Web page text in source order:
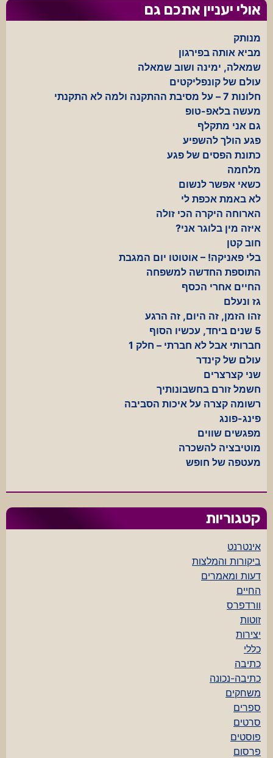
אולי יעניין אתכם גם
מנותק
מביא אותה בפירגון
שמאלה, ימינה ושוב שמאלה
עולם של קונפליקטים
חלונות 7 – על מסיבת ההתקנה ולמה לא התקנתי
מעשה בלאפ-טופ
גם אני מתקלף
פגע הולך להשפיע
כתונת הפסים של פגע
מלחמה
כשאי אפשר לנשום
לא באמת אכפת לי
הארוחה היקרה הכי זולה
איזה מין בלוגר אני?
חוב קטן
בלי פאניקה! – אוטוטו יום המגבת
התוספת החדשה למשפחה
החיים אחרי הכסף
גז ונעלם
זהו הזמן, זה היום, זה הרגע
5 שנים ביחד, עכשיו הסוף
חברותי אבל לא חברתי – חלק 1
עולם של קינדר
שני קצרצרים
חשמל זורם בחשבונותיך
רשומה קצרה על איכות הסביבה
פינג-פונג
מפגשים שווים
מוטיבציה להשכרה
מעטפה של חופש
קטגוריות
אינטרנט
ביקורות והמלצות
דעות ומאמרים
החיים
וורדפרס
זוטות
יצירות
כללי
כתיבה
כתיבה-נכונה
משחקים
ספרים
סרטים
פוסטים
פרסום